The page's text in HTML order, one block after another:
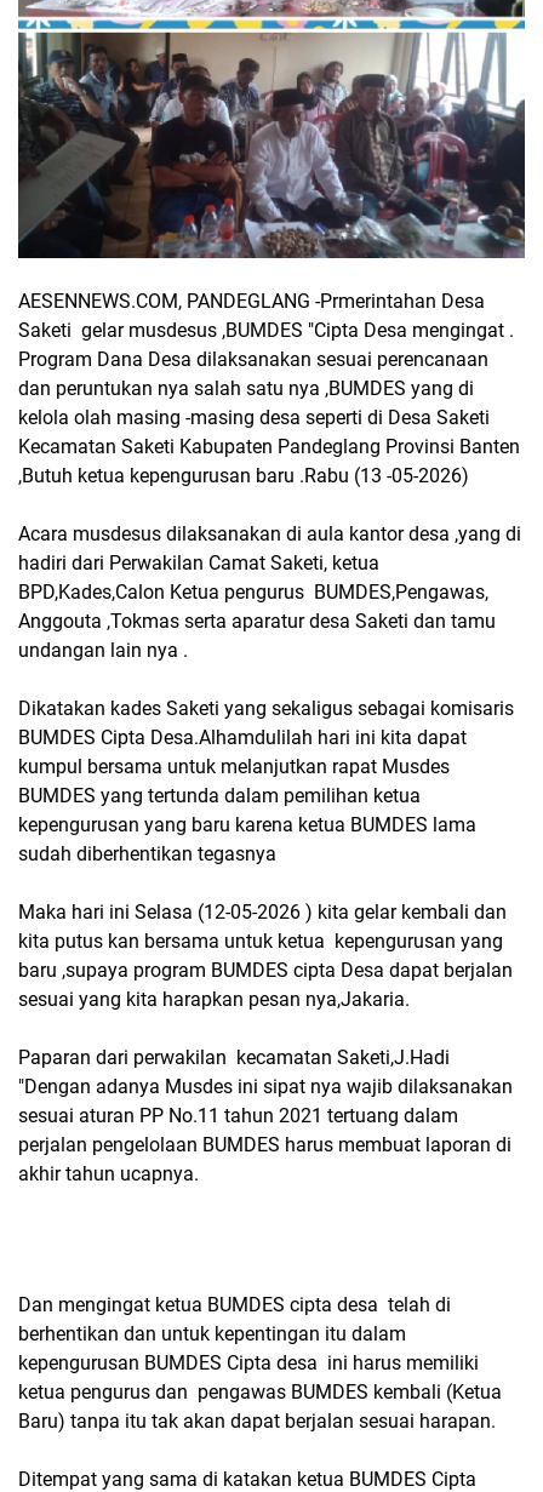
AESENNEWS.COM, PANDEGLANG -Prmerintahan Desa
Saketi gelar musdesus ,BUMDES "Cipta Desa mengingat .
Program Dana Desa dilaksanakan sesuai perencanaan
dan peruntukan nya salah satu nya ,BUMDES yang di
kelola olah masing -masing desa seperti di Desa Saketi
Kecamatan Saketi Kabupaten Pandeglang Provinsi Banten
,Butuh ketua kepengurusan baru .Rabu (13 -05-2026)
Acara musdesus dilaksanakan di aula kantor desa ,yang di
hadiri dari Perwakilan Camat Saketi, ketua
BPD,Kades,Calon Ketua pengurus BUMDES,Pengawas,
Anggouta ,Tokmas serta aparatur desa Saketi dan tamu
undangan lain nya .
Dikatakan kades Saketi yang sekaligus sebagai komisaris
BUMDES Cipta Desa.Alhamdulilah hari ini kita dapat
kumpul bersama untuk melanjutkan rapat Musdes
BUMDES yang tertunda dalam pemilihan ketua
kepengurusan yang baru karena ketua BUMDES lama
sudah diberhentikan tegasnya
Maka hari ini Selasa (12-05-2026 ) kita gelar kembali dan
kita putus kan bersama untuk ketua kepengurusan yang
baru ,supaya program BUMDES cipta Desa dapat berjalan
sesuai yang kita harapkan pesan nya,Jakaria.
Paparan dari perwakilan kecamatan Saketi,J.Hadi
"Dengan adanya Musdes ini sipat nya wajib dilaksanakan
sesuai aturan PP No.11 tahun 2021 tertuang dalam
perjalan pengelolaan BUMDES harus membuat laporan di
akhir tahun ucapnya.
Dan mengingat ketua BUMDES cipta desa telah di
berhentikan dan untuk kepentingan itu dalam
kepengurusan BUMDES Cipta desa ini harus memiliki
ketua pengurus dan pengawas BUMDES kembali (Ketua
Baru) tanpa itu tak akan dapat berjalan sesuai harapan.
Ditempat yang sama di katakan ketua BUMDES Cipta